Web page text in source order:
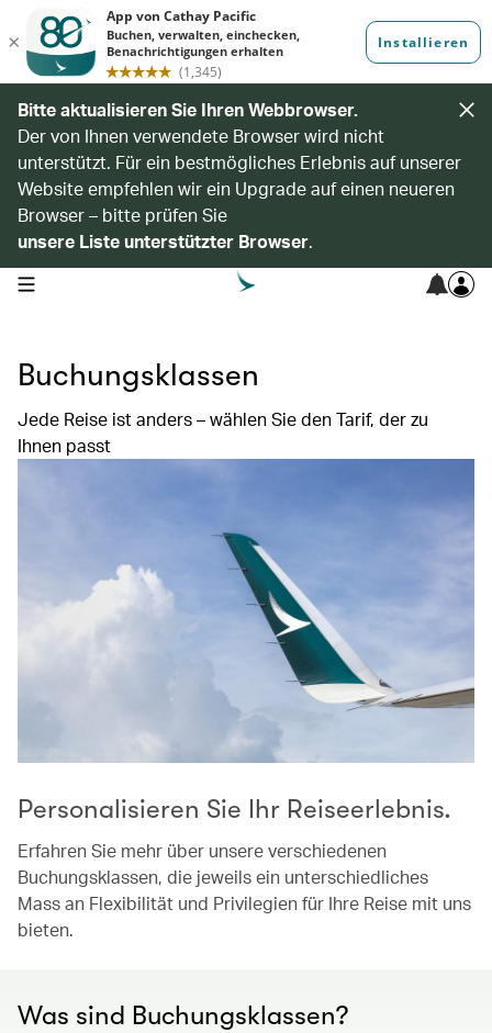
Bitte aktualisieren Sie Ihren Webbrowser.
Der von Ihnen verwendete Browser wird nicht
unterstützt. Für ein bestmögliches Erlebnis auf unserer
Website empfehlen wir ein Upgrade auf einen neueren
Browser – bitte prüfen Sie
unsere Liste unterstützter Browser.
open navigation menu
Buchungsklassen
Jede Reise ist anders – wählen Sie den Tarif, der zu
Ihnen passt
Personalisieren Sie Ihr Reiseerlebnis.
Erfahren Sie mehr über unsere verschiedenen
Buchungsklassen, die jeweils ein unterschiedliches
Mass an Flexibilität und Privilegien für Ihre Reise mit uns
bieten.
Was sind Buchungsklassen?